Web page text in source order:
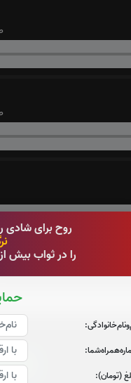
روح برای شادی
را در ثواب بیش
(تومان):
قرائت زیارت عاشورا را تقبل میکنم